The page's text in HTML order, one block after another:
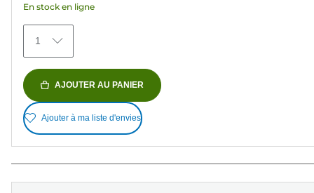
77
avis
En stock en ligne
1
AJOUTER AU PANIER
Ajouter à ma liste d'envies